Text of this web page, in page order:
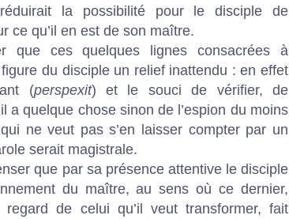
la possibilité pour le disciple de
ce qu’il en est de son maître.
que ces quelques lignes consacrées à
du disciple un relief inattendu : en effet
(perspexit) et le souci de vérifier, de
a quelque chose sinon de l’espion du moins
ne veut pas s’en laisser compter par un
serait magistrale.
que par sa présence attentive le disciple
du maître, au sens où ce dernier,
de celui qu’il veut transformer, fait